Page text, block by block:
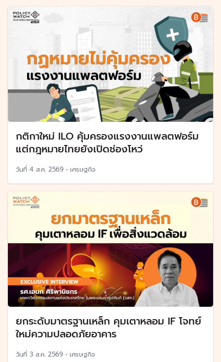
กติกาใหม่ ILO คุ้มครองแรงงานแพลตฟอร์ม
แต่กฎหมายไทยยังเปิดช่องโหว่
วันที่ 4 ส.ค. 2569 • เศรษฐกิจ
ยกระดับมาตรฐานเหล็ก คุมเตาหลอม IF โจทย์
ใหม่ความปลอดภัยอาคาร
วันที่ 3 ส.ค. 2569 • เศรษฐกิจ